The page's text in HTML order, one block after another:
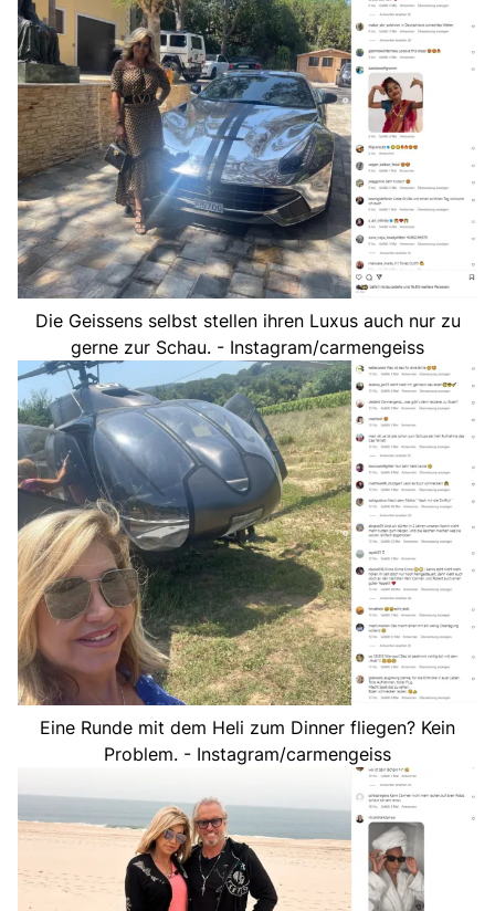
Die Geissens selbst stellen ihren Luxus auch nur zu
gerne zur Schau. - Instagram/carmengeiss
Eine Runde mit dem Heli zum Dinner fliegen? Kein
Problem. - Instagram/carmengeiss